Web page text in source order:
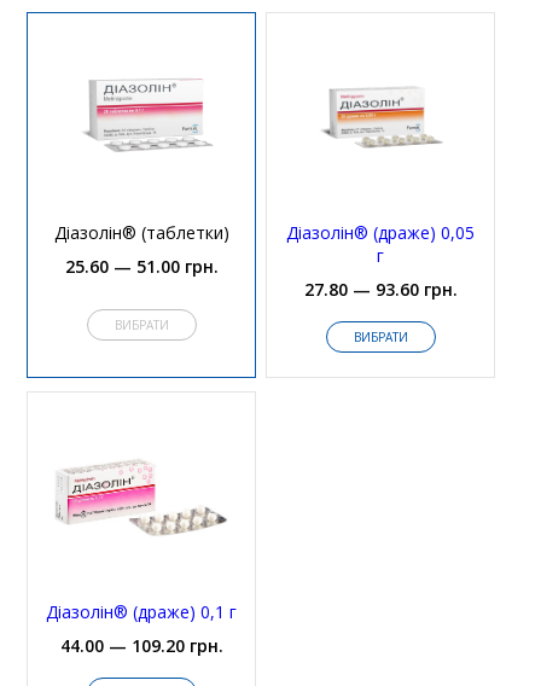
Діазолін® (таблетки)
25.60 — 51.00 грн.
ВИБРАТИ
Діазолін® (драже) 0,05
г
27.80 — 93.60 грн.
ВИБРАТИ
Діазолін® (драже) 0,1 г
44.00 — 109.20 грн.